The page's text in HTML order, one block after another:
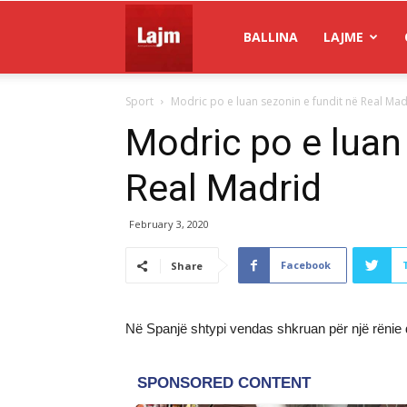
Lajm
BALLINA LAJME
Sport Modric po e luan sezonin e fundit në Real
Modric po e
Real Madrid
February 3, 2020
Share Facebook
Në Spanjë shtypi vendas shkruan për një